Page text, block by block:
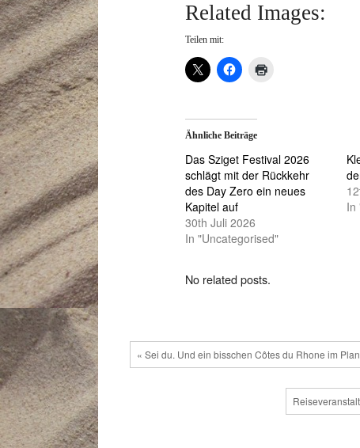
Related Images:
Teilen mit:
Ähnliche Beiträge
Das Sziget Festival 2026
schlägt mit der Rückkehr
des Day Zero ein neues
Kapitel auf
30th Juli 2026
In "Uncategorised"
In
No related posts.
« Sei du. Und ein bisschen Côtes du Rhone im